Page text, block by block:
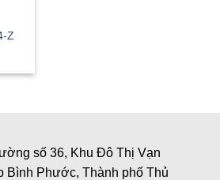
Z
số 36, Khu Đô Thị Vạn
Bình Phước, Thành phố Thủ